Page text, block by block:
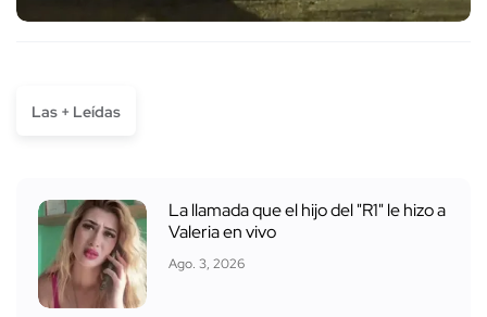
Las + Leídas
La llamada que el hijo del "R1" le hizo a
Valeria en vivo
Ago. 3, 2026